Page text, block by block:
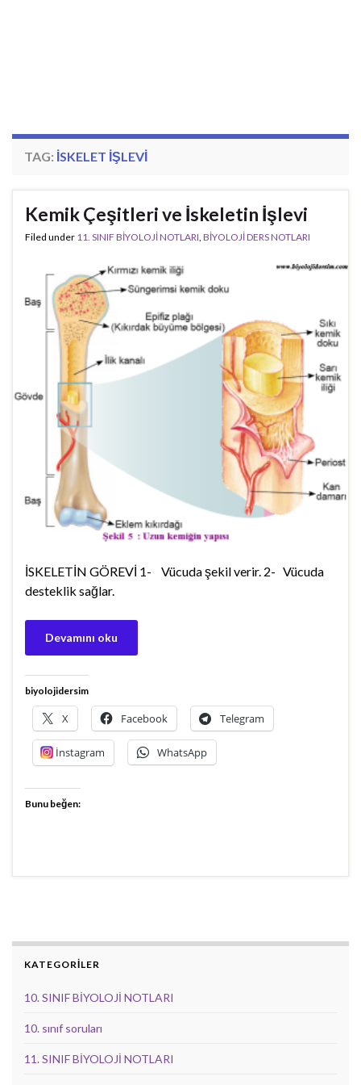
TAG: ISKELET IŞLEVI
Kemik Çeşitleri ve İskeletin İşlevi
Filed under 11. SINIF BİYOLOJİ NOTLARI, BİYOLOJİ DERS NOTLARI
İSKELETİN GÖREVİ 1- Vücuda şekil verir. 2- Vücuda
desteklik sağlar.
Devamını oku
biyolojidersim
X Facebook Telegram
İnstagram WhatsApp
Bunu beğen:
KATEGORİLER
10. SINIF BİYOLOJİ NOTLARI
10. sınıf soruları
11. SINIF BİYOLOJİ NOTLARI